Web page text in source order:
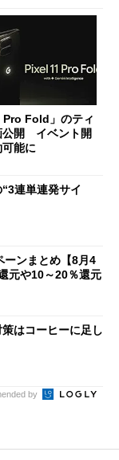
Pro Fold」のティ
公開 イベント開
能に
連単連発サイ
ンまとめ【8月4
元や10～20％還元
はコーヒーに足し
by